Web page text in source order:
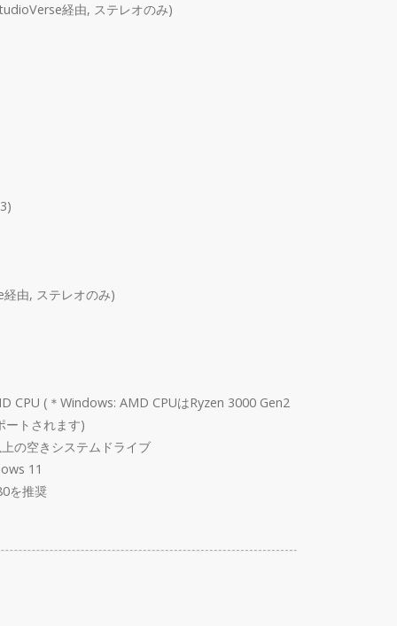
経由, ステレオのみ)
由, ステレオのみ)
CPU (＊Windows: AMD CPUはRyzen 3000 Gen2
ートされます)
の空きシステムドライブ
11
を推奨